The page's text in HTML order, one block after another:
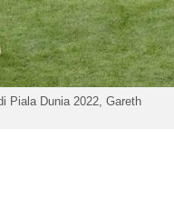
Piala Dunia 2022, Gareth